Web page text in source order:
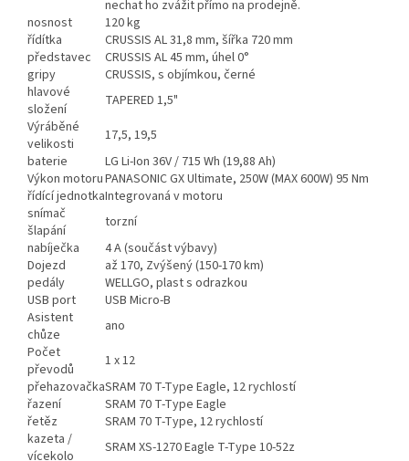
nechat ho zvážit přímo na prodejně.
nosnost
120 kg
řídítka
CRUSSIS AL 31,8 mm, šířka 720 mm
představec
CRUSSIS AL 45 mm, úhel 0°
gripy
CRUSSIS, s objímkou, černé
hlavové
složení
TAPERED 1,5"
Výráběné
velikosti
17,5, 19,5
baterie
LG Li-Ion 36V / 715 Wh (19,88 Ah)
Výkon motoruPANASONIC GX Ultimate, 250W (MAX 600W) 95 Nm
řídící jednotkaIntegrovaná v motoru
snímač
šlapání
torzní
nabíječka
4 A (součást výbavy)
Dojezd
až 170, Zvýšený (150-170 km)
pedály
WELLGO, plast s odrazkou
USB port
USB Micro-B
Asistent
chůze
ano
Počet
převodů
1 x 12
přehazovačkaSRAM 70 T-Type Eagle, 12 rychlostí
řazení
SRAM 70 T-Type Eagle
řetěz
SRAM 70 T-Type, 12 rychlostí
kazeta /
vícekolo
SRAM XS-1270 Eagle T-Type 10-52z